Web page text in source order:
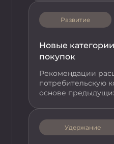
Развитие
Новые
покупок
Рекомендации
потребительскую
основе
Удержание